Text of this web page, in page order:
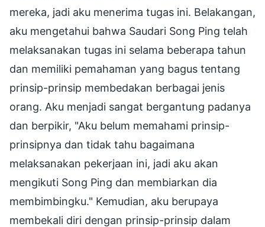
mereka, jadi aku menerima tugas ini. Belakangan,
aku mengetahui bahwa Saudari Song Ping telah
melaksanakan tugas ini selama beberapa tahun
dan memiliki pemahaman yang bagus tentang
prinsip-prinsip membedakan berbagai jenis
orang. Aku menjadi sangat bergantung padanya
dan berpikir, "Aku belum memahami prinsip-
prinsipnya dan tidak tahu bagaimana
melaksanakan pekerjaan ini, jadi aku akan
mengikuti Song Ping dan membiarkan dia
membimbingku." Kemudian, aku berupaya
membekali diri dengan prinsip-prinsip dalam